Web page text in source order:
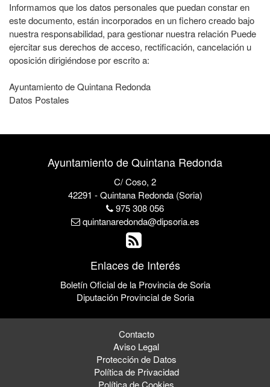
Informamos que los datos personales que puedan constar en
este documento, están incorporados en un fichero creado bajo
nuestra responsabilidad, para gestionar nuestra relación Puede
ejercitar sus derechos de acceso, rectificación, cancelación u
oposición dirigiéndose por escrito a:
Ayuntamiento de Quintana Redonda
Datos Postales
Ayuntamiento de Quintana Redonda
C/ Coso, 2
42291 - Quintana Redonda (Soria)
975 308 056
quintanaredonda@dipsoria.es
Enlaces de Interés
Boletín Oficial de la Provincia de Soria
Diputación Provincial de Soria
Contacto
Aviso Legal
Protección de Datos
Política de Privacidad
Política de Cookies